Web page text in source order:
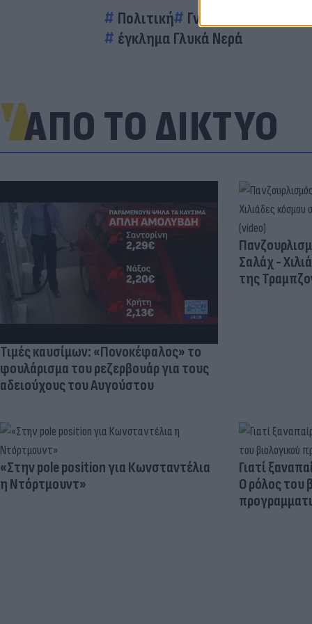
Πολιτική Γνώμες
έγκλημα Γλυκά Νερά
ΑΠΟ ΤΟ ΔΙΚΤΥΟ
Τιμές καυσίμων: «Πονοκέφαλος» το
φουλάρισμα του ρεζερβουάρ για τους
αδειούχους του Αυγούστου
Σαλάχ -
της
«Στην pole position για Κωνσταντέλια
η Ντόρτμουντ»
Γιατί
Ο ρόλος του